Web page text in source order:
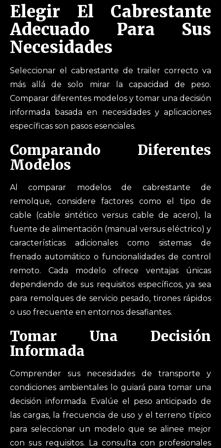
Elegir El Cabrestante
Adecuado Para Sus
Necesidades
Seleccionar el cabrestante de trailer correcto va
más allá de solo mirar la capacidad de peso.
Comparar diferentes modelos y tomar una decisión
informada basada en necesidades y aplicaciones
específicas son pasos esenciales.
Comparando Diferentes
Modelos
Al comparar modelos de cabrestante de
remolque, considere factores como el tipo de
cable (cable sintético versus cable de acero), la
fuente de alimentación (manual versus eléctrico) y
características adicionales como sistemas de
frenado automático o funcionalidades de control
remoto. Cada modelo ofrece ventajas únicas
dependiendo de sus requisitos específicos, ya sea
para remolques de servicio pesado, tirones rápidos
o uso frecuente en entornos desafiantes.
Tomar Una Decisión
Informada
Comprender sus necesidades de transporte y
condiciones ambientales lo guiará para tomar una
decisión informada. Evalúe el peso anticipado de
las cargas, la frecuencia de uso y el terreno típico
para seleccionar un modelo que se alinee mejor
con sus requisitos. La consulta con profesionales